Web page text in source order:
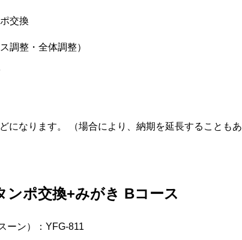
交換
調整・全体調整）
になります。 （場合により、納期を延長することもあ
ンポ交換+みがき Bコース
ーン）：YFG-811